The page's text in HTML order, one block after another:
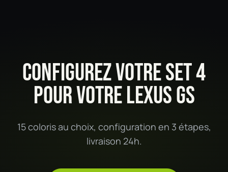
CONFIGUREZ VOTRE SET 4
POUR VOTRE LEXUS GS
15 coloris au choix, configuration en 3 étapes,
livraison 24h.